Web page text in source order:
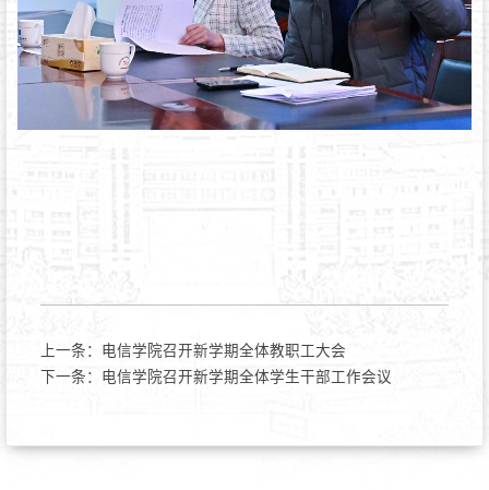
上一条： 电信学院召开新学期全体教职工大会
下一条： 电信学院召开新学期全体学生干部工作会议